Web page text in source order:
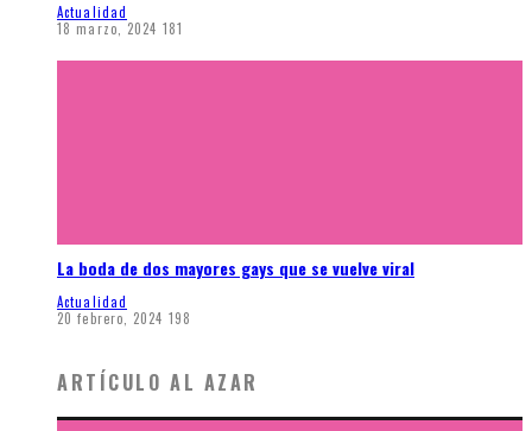
Actualidad
18 marzo, 2024 181
La boda de dos mayores gays que se vuelve viral
Actualidad
20 febrero, 2024 198
ARTÍCULO AL AZAR